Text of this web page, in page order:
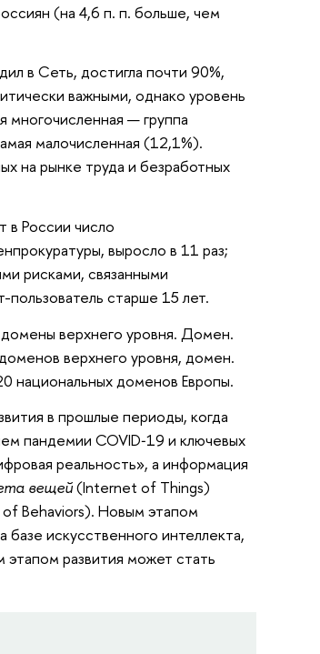
(на 4,6 п. п. больше, чем
в Сеть, достигла почти 90%,
важными, однако уровень
многочисленная — группа
малочисленная (12,1%).
на рынке труда и безработных
в России число
выросло в 11 раз;
рисками, связанными
старше 15 лет.
верхнего уровня. Домен.
верхнего уровня, домен.
национальных доменов Европы.
в прошлые периоды, когда
пандемии COVID‑19 и ключевых
реальность», а информация
вещей(Internet of Things)
Behaviors). Новым этапом
искусственного интеллекта,
развития может стать